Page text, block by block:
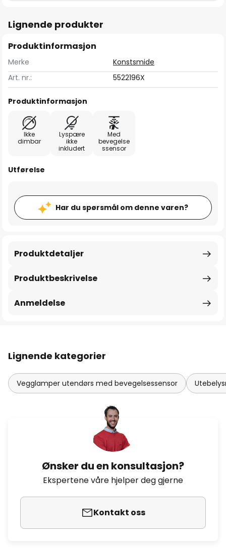
Lignende produkter
Produktinformasjon
Merke
Konstsmide
Art. nr.:
5522196X
Produktinformasjon
Ikke
dimbar
Lyspære
ikke
inkludert
Med
bevegelse
ssensor
Utførelse
Har du spørsmål om denne varen?
Produktbeskrivelse
Produktdetaljer
Anmeldelse
Lignende kategorier
Vegglamper utendørs med bevegelsessensor
Ønsker du en konsultasjon?
Ekspertene våre hjelper deg gjerne
Kontakt oss